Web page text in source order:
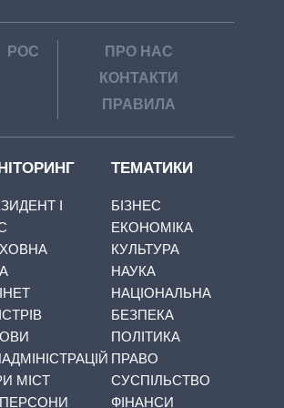
РОС
ПРО НАС
КОНТАКТИ
ПРАВИЛА
І
МІСТ
ПЕРСОНИ
ТЕМАТИКИ
БІЗНЕС
ЕКОНОМІКА
КУЛЬТУРА
НАУКА
НАЦІОНАЛЬНА
БЕЗПЕКА
ПОЛІТИКА
ПРАВО
СУСПІЛЬСТВО
ФІНАНСИ